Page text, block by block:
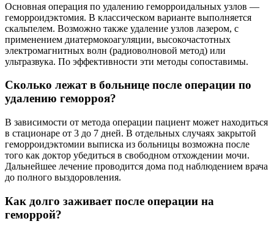
Основная операция по удалению геморроидальных узлов —
геморроидэктомия. В классическом варианте выполняется
скальпелем. Возможно также удаление узлов лазером, с
применением диатермокоагуляции, высокочастотных
электромагнитных волн (радиоволновой метод) или
ультразвука. По эффективности эти методы сопоставимы.
Сколько лежат в больнице после операции по
удалению геморроя?
В зависимости от метода операции пациент может находиться
в стационаре от 3 до 7 дней. В отдельных случаях закрытой
геморроидэктомии выписка из больницы возможна после
того как доктор убедиться в свободном отхождении мочи.
Дальнейшее лечение проводится дома под наблюдением врача
до полного выздоровления.
Как долго заживает после операции на
геморрой?